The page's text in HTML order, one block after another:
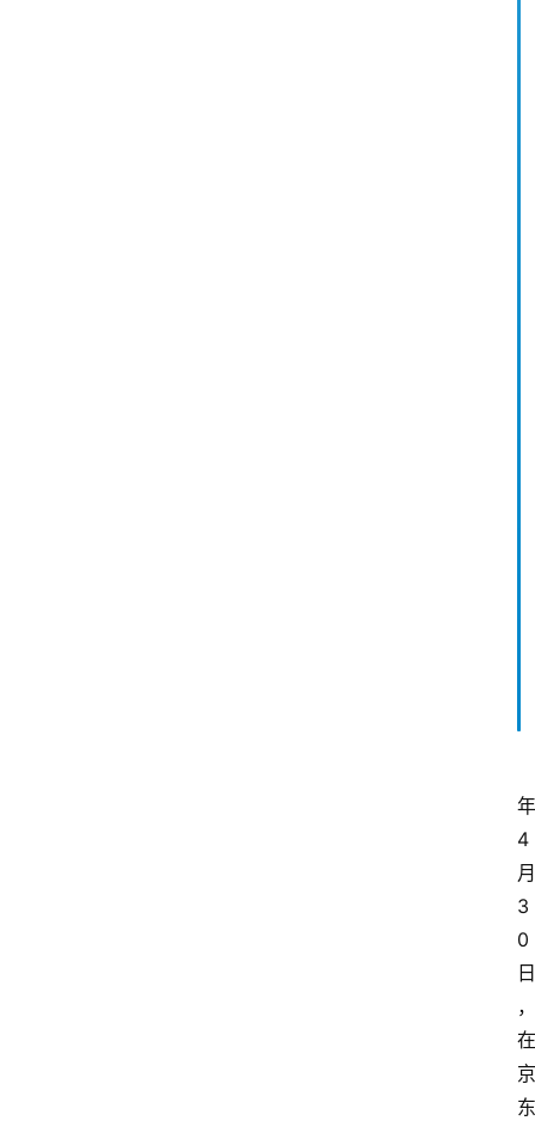
年
4
月
3
0
日
，
在
京
东